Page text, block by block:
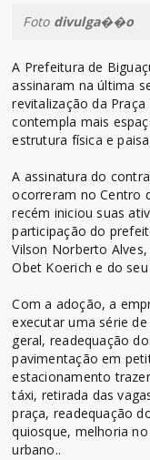
Foto divulga��o
A Prefeitura de
assinaram na última
revitalização da
contempla mais
estrutura física e
A assinatura do
ocorreram no Centro
recém iniciou suas
participação do
Vilson Norberto
Obet Koerich e do
Com a adoção, a
executar uma série
geral, readequação
pavimentação em
estacionamento
táxi, retirada das
praça, readequação
quiosque, melhoria
urbano..